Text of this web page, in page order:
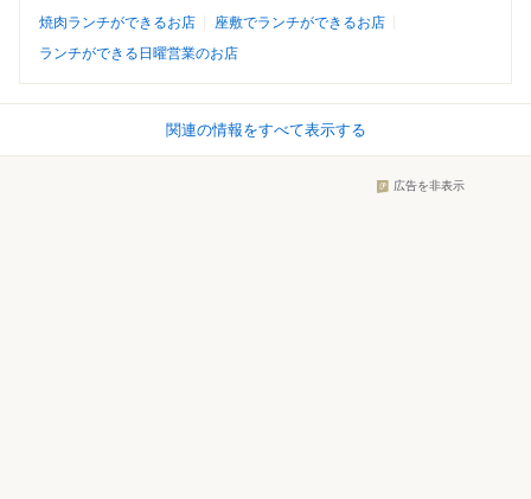
焼肉ランチができるお店
座敷でランチができるお店
ランチができる日曜営業のお店
関連の情報をすべて表示する
広告を非表示